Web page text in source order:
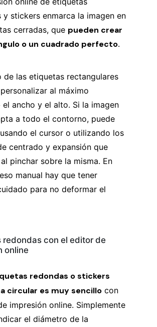
y stickers enmarca la imagen en
cerradas, que pueden crear
o un cuadrado perfecto.
de las etiquetas rectangulares
al máximo
el ancho y el alto. Si la imagen
a todo el contorno, puede
el cursor o utilizando los
centrado y expansión que
pinchar sobre la misma. En
manual hay que tener
para no deformar el
redondas con el editor de
online
redondas o stickers
circular es muy sencillo con
impresión online. Simplemente
el diámetro de la